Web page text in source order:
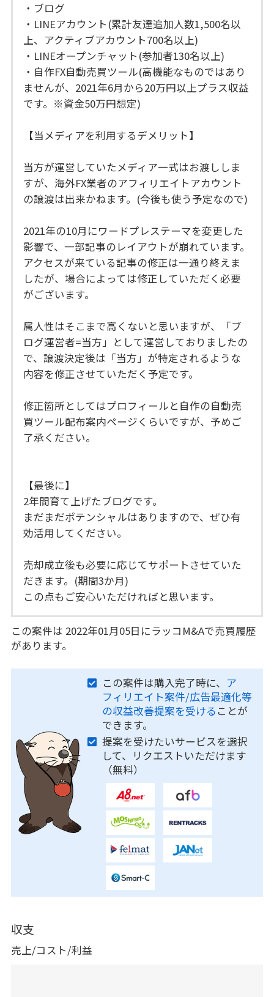
・ブログ
・LINEアカウント(累計友達追加人数1,500名以
上、アクティブアカウント700名以上)
・LINEオープンチャット(参加者130名以上)
・自作FX自動売買ツール(高機能なものではあり
ませんが、2021年6月から20万円以上プラス収益
です。※資金50万円想定)
【当メディアを利用するデメリット】
当方が運営していたメディア一式はお渡ししま
すが、海外FX業者のアフィリエイトアカウント
の譲渡は出来かねます。(今後も使う予定なので)
2021年の10月にワードプレステーマを変更した
影響で、一部記事のレイアウトが崩れています。
アクセスが来ている記事の修正は一通り終えま
したが、場合によっては修正していただく必要
がございます。
属人性はそこまで高くないと思いますが、「ブ
ログ運営者=当方」として運営しておりましたの
で、譲渡決定後は「当方」が特定されるような
内容を修正させていただく予定です。
修正箇所としてはプロフィールと自作の自動売
買ツール配布案内ページくらいですが、予めご
了承ください。
【最後に】
2年間育て上げたブログです。
まだまだポテンシャルはありますので、ぜひ有
効活用してください。
売却成立後も必要に応じてサポートさせていた
だきます。(期間3か月)
この点もご安心いただければと思います。
この案件は 2022年01月05日にラッコM&Aで売買履歴
があります。
この案件は購入完了時に、 ア
フィリエイト案件/広告最適化等
の収益改善提案を受ける ことが
できます。
提案を受けたいサービスを選択
して、リクエストいただけます
（無料）
収支
売上/コスト/利益